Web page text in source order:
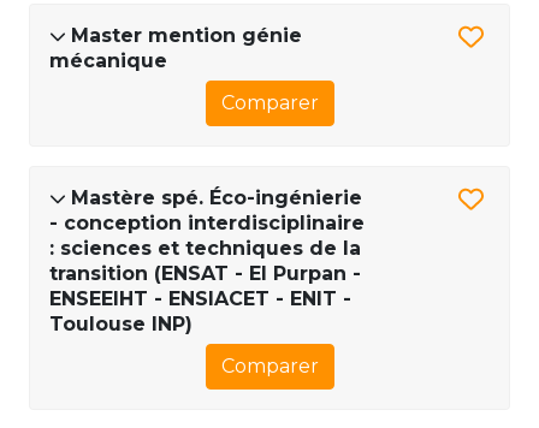
Master mention génie
mécanique
Comparer
Mastère spé. Éco-ingénierie
- conception interdisciplinaire
: sciences et techniques de la
transition (ENSAT - EI Purpan -
ENSEEIHT - ENSIACET - ENIT -
Toulouse INP)
Comparer